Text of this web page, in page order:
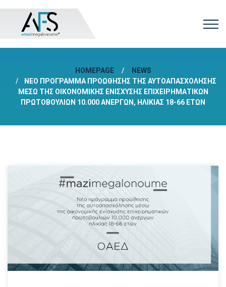
HOMEPAGE
NEWS
ΝΈΟ ΠΡΌΓΡΑΜΜΑ ΠΡΟΏΘΗΣΗΣ ΤΗΣ ΑΥΤΟΑΠΑΣΧΌΛΗΣΗΣ
ΜΈΣΩ ΤΗΣ ΟΙΚΟΝΟΜΙΚΉΣ ΕΝΊΣΧΥΣΗΣ ΕΠΙΧΕΙΡΗΜΑΤΙΚΏΝ
ΠΡΩΤΟΒΟΥΛΙΏΝ 10.000 ΑΝΈΡΓΩΝ, ΗΛΙΚΊΑΣ 18-66 ΕΤΏΝ